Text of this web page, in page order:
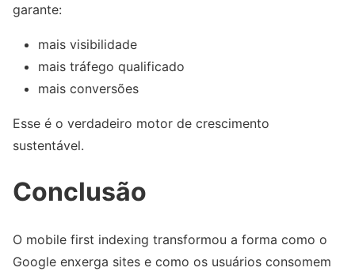
garante:
mais visibilidade
mais tráfego qualificado
mais conversões
Esse é o verdadeiro motor de crescimento
sustentável.
Conclusão
O mobile first indexing transformou a forma como o
Google enxerga sites e como os usuários consomem